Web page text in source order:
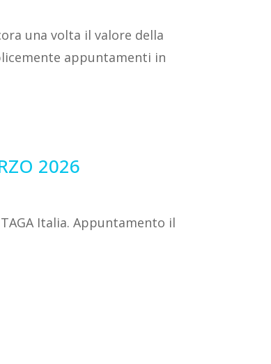
una volta il valore della
appuntamenti in
2026
Italia. Appuntamento il